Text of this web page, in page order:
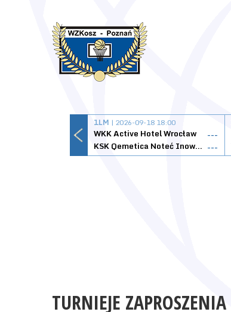
1LM | 2026-09-18 18:00
WKK Active Hotel Wrocław
---
KSK Qemetica Noteć Inowrocław ---
TURNIEJE ZAPROSZENIA